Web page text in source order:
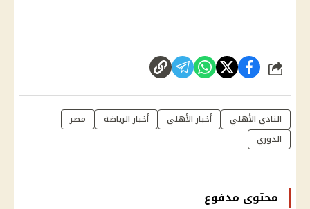
شارك
النادي الأهلي أخبار الأهلي أخبار الرياضة
مصر
الدوري
محتوى مدفوع